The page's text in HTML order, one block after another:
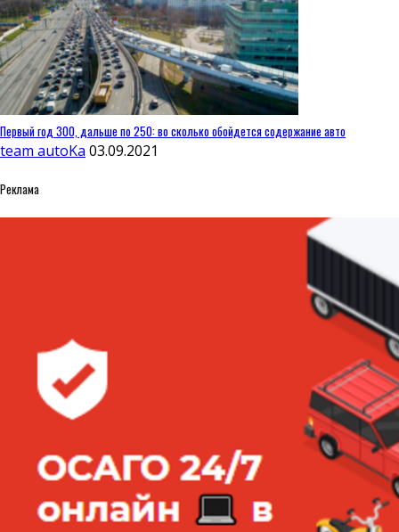
Первый год 300, дальше по 250: во сколько обойдется содержание авто
team autoKa 03.09.2021
Реклама